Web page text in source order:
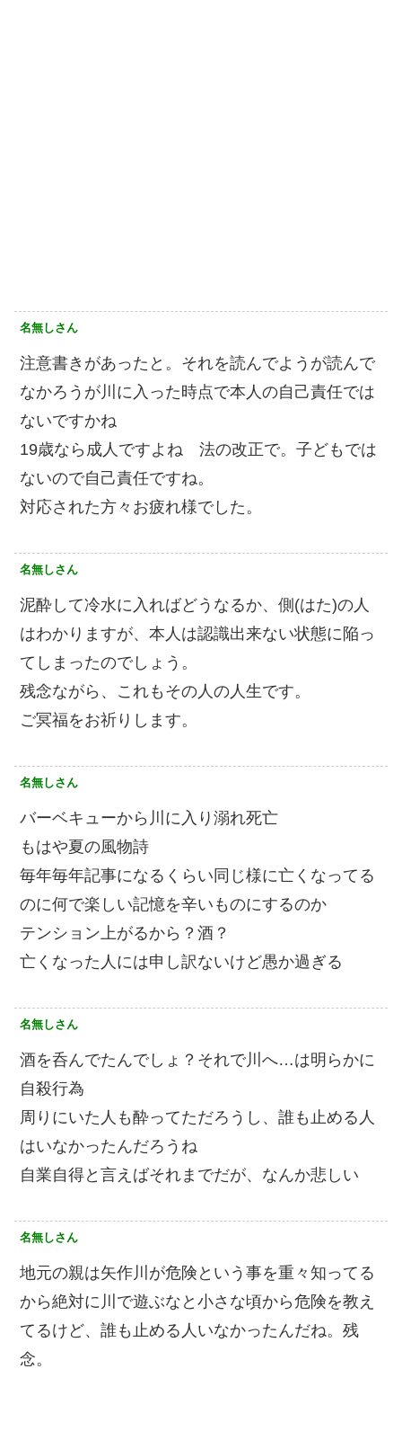
名無しさん
注意書きがあったと。それを読んでようが読んで
なかろうが川に入った時点で本人の自己責任では
ないですかね
19歳なら成人ですよね 法の改正で。子どもでは
ないので自己責任ですね。
対応された方々お疲れ様でした。
名無しさん
泥酔して冷水に入ればどうなるか、側(はた)の人
はわかりますが、本人は認識出来ない状態に陥っ
てしまったのでしょう。
残念ながら、これもその人の人生です。
ご冥福をお祈りします。
名無しさん
バーベキューから川に入り溺れ死亡
もはや夏の風物詩
毎年毎年記事になるくらい同じ様に亡くなってる
のに何で楽しい記憶を辛いものにするのか
テンション上がるから？酒？
亡くなった人には申し訳ないけど愚か過ぎる
名無しさん
酒を呑んでたんでしょ？それで川へ…は明らかに
自殺行為
周りにいた人も酔ってただろうし、誰も止める人
はいなかったんだろうね
自業自得と言えばそれまでだが、なんか悲しい
名無しさん
地元の親は矢作川が危険という事を重々知ってる
から絶対に川で遊ぶなと小さな頃から危険を教え
てるけど、誰も止める人いなかったんだね。残
念。